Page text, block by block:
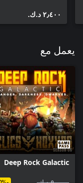
٢٫٤٠٠ د.ك.‏
يعمل مع
Deep Rock Galactic